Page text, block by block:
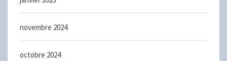
novembre 2024
octobre 2024